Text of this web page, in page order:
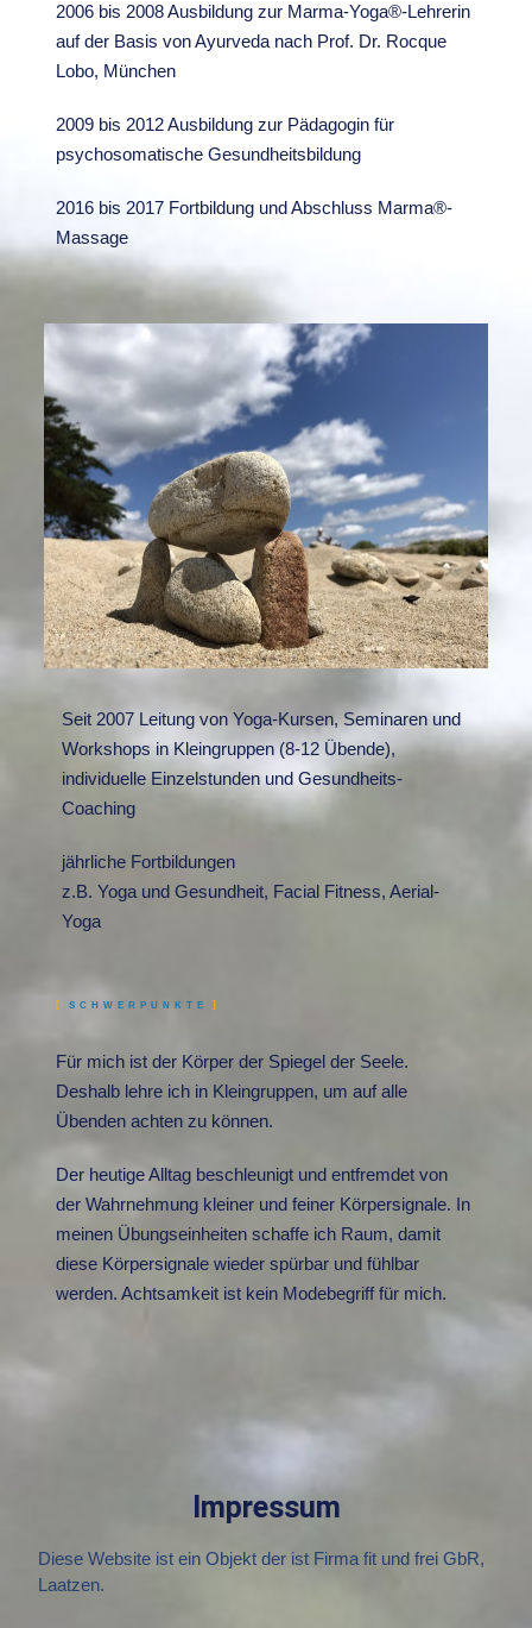
2006 bis 2008 Ausbildung zur Marma-Yoga®-Lehrerin
auf der Basis von Ayurveda nach Prof. Dr. Rocque
Lobo, München
2009 bis 2012 Ausbildung zur Pädagogin für
psychosomatische Gesundheitsbildung
2016 bis 2017 Fortbildung und Abschluss Marma®-
Massage
Seit 2007 Leitung von Yoga-Kursen, Seminaren und
Workshops in Kleingruppen (8-12 Übende),
individuelle Einzelstunden und Gesundheits-
Coaching
jährliche Fortbildungen
z.B. Yoga und Gesundheit, Facial Fitness, Aerial-
Yoga
SCHWERPUNKTE
Für mich ist der Körper der Spiegel der Seele.
Deshalb lehre ich in Kleingruppen, um auf alle
Übenden achten zu können.
Der heutige Alltag beschleunigt und entfremdet von
der Wahrnehmung kleiner und feiner Körpersignale. In
meinen Übungseinheiten schaffe ich Raum, damit
diese Körpersignale wieder spürbar und fühlbar
werden. Achtsamkeit ist kein Modebegriff für mich.
Impressum
Diese Website ist ein Objekt der ist Firma fit und frei GbR,
Laatzen.